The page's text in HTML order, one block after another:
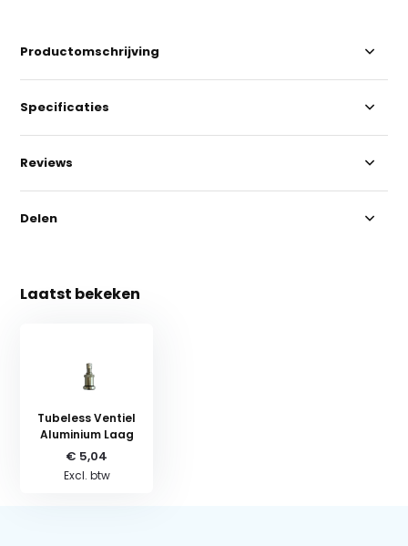
Productomschrijving
Specificaties
Reviews
Delen
Laatst bekeken
Tubeless Ventiel
Aluminium Laag
€ 5,04
Excl. btw